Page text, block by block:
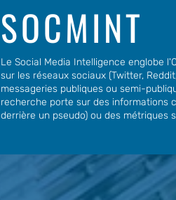
SOCMINT
Le Social Media Intelligence englobe
sur les réseaux sociaux (Twitter,
messageries publiques ou semi-
recherche porte sur des informations
derrière un pseudo) ou des métriques